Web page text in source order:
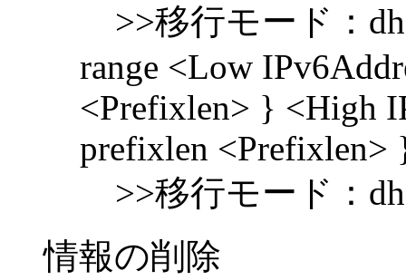
>>移行モード：
range <Low
<Prefixlen> } <High
prefixlen <Prefixlen>
>>移行モード：
情報の削除